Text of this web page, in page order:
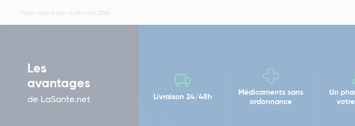
Page mise à jour le 06 aout 2026
Les
avantages
de LaSante.net Livraison 24/48h
Médicaments sans
ordonnance
Un